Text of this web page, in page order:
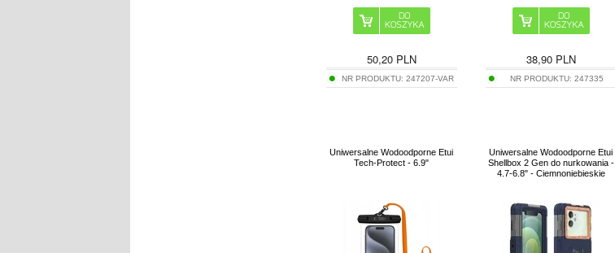
50,20PLN
NR PRODUKTU: 247207-VAR
38,90PLN
NR PRODUKTU:247335
Uniwersalne Wodoodporne Etui
Tech-Protect - 6.9"
Uniwersalne Wodoodporne Etui
Shellbox 2 Gen do nurkowania -
4.7-6.8" - Ciemnoniebieskie